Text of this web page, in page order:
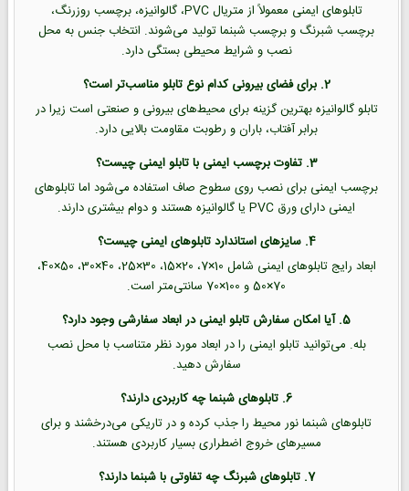
تابلوهای ایمنی معمولاً از متریال PVC، گالوانیزه، برچسب روزرنگ،
برچسب شبرنگ و برچسب شبنما تولید می‌شوند. انتخاب جنس به محل
نصب و شرایط محیطی بستگی دارد.
2. برای فضای بیرونی کدام نوع تابلو مناسب‌تر است؟
تابلو گالوانیزه بهترین گزینه برای محیط‌های بیرونی و صنعتی است زیرا در
برابر آفتاب، باران و رطوبت مقاومت بالایی دارد.
3. تفاوت برچسب ایمنی با تابلو ایمنی چیست؟
برچسب ایمنی برای نصب روی سطوح صاف استفاده می‌شود اما تابلوهای
ایمنی دارای ورق PVC یا گالوانیزه هستند و دوام بیشتری دارند.
4. سایزهای استاندارد تابلوهای ایمنی چیست؟
ابعاد رایج تابلوهای ایمنی شامل 10×7، 20×15، 30×25، 40×30، 50×40،
70×50 و 100×70 سانتی‌متر است.
5. آیا امکان سفارش تابلو ایمنی در ابعاد سفارشی وجود دارد؟
بله. می‌توانید تابلو ایمنی را در ابعاد مورد نظر متناسب با محل نصب
سفارش دهید.
6. تابلوهای شبنما چه کاربردی دارند؟
تابلوهای شبنما نور محیط را جذب کرده و در تاریکی می‌درخشند و برای
مسیرهای خروج اضطراری بسیار کاربردی هستند.
7. تابلوهای شبرنگ چه تفاوتی با شبنما دارند؟